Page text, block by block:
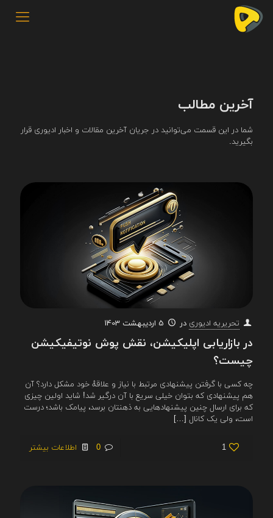
آخرین مطالب
شما در این قسمت می‌توانید در جریان آخرین مقالات و اخبار ادیوری قرار
بگیرید.
تحریریه ادیوری در 5 اردیبهشت 1403
در بازاریابی اپلیکیشن، نقش پوش نوتیفیکیشن
چیست؟
چه کسی با گرفتن پیشنهادی مرتبط با نیاز و علاقهٔ خود مشکل دارد؟ آن
هم پیشنهادی که بتوان خیلی سریع با آن درگیر شد! شاید اولین چیزی
که برای ارسال چنین پیشنهادهایی به ذهنتان برسد، پیامک باشد؛ درست
است، ولی یک کانال […]
1
0 اطلاعات بیشتر